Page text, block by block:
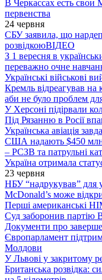
В Черкассах есть свои
первенства
24 червня
СБУ заявила, що
розвідкоюВІДЕО
З 1 вересня в
переважно очне
Українські військові
Кремль відреагував
аби не було проблем
У Херсоні підірвали
Під Рязанню в Росії
Українська авіація
США надають $450 млн
– РСЗВ та патрульні
Україна отримала
23 червня
НБУ “надрукував” для
McDonald’s може
Перші американські
Суд заборонив партію
Документи про
Європарламент
Молдови
У Львові у закритому
Британська розвідка: